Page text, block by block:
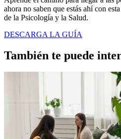
ahora no saben que estás ahí con
de la Psicología y la Salud.
DESCARGA LA GUÍA
También te puede